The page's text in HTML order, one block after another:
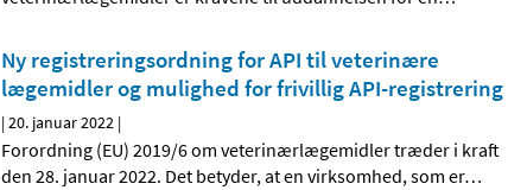
Ny registreringsordning for API til veterinære
lægemidler og mulighed for frivillig API-registrering
|20. januar 2022 |
Forordning (EU) 2019/6 om veterinærlægemidler træder i kraft
den 28. januar 2022. Det betyder, at en virksomhed, som er…